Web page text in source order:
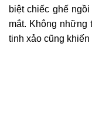
biệt chiếc ghế
mắt. Không những
tinh xảo cũng